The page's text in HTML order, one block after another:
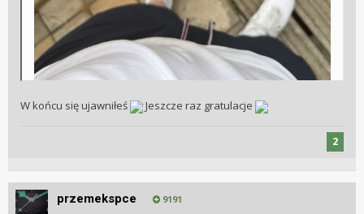
W końcu się ujawniłeś Jeszcze raz gratulacje
2
przemekspce 9191